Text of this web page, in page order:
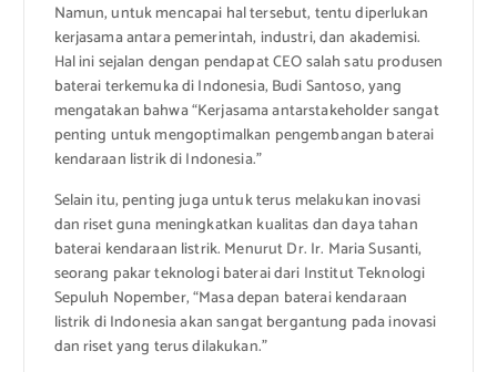
Namun, untuk mencapai hal tersebut, tentu diperlukan
kerjasama antara pemerintah, industri, dan akademisi.
Hal ini sejalan dengan pendapat CEO salah satu produsen
baterai terkemuka di Indonesia, Budi Santoso, yang
mengatakan bahwa “Kerjasama antarstakeholder sangat
penting untuk mengoptimalkan pengembangan baterai
kendaraan listrik di Indonesia.”
Selain itu, penting juga untuk terus melakukan inovasi
dan riset guna meningkatkan kualitas dan daya tahan
baterai kendaraan listrik. Menurut Dr. Ir. Maria Susanti,
seorang pakar teknologi baterai dari Institut Teknologi
Sepuluh Nopember, “Masa depan baterai kendaraan
listrik di Indonesia akan sangat bergantung pada inovasi
dan riset yang terus dilakukan.”